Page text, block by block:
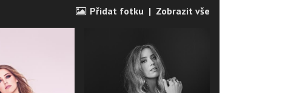
Přidat fotku | Zobrazit vše